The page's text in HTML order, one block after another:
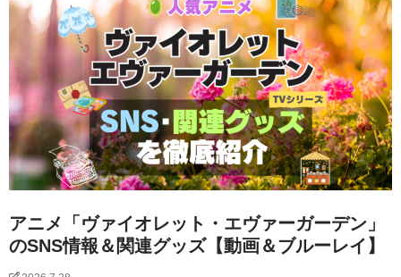
アニメ「ヴァイオレット・エヴァーガーデン」
のSNS情報＆関連グッズ【動画＆ブルーレイ】